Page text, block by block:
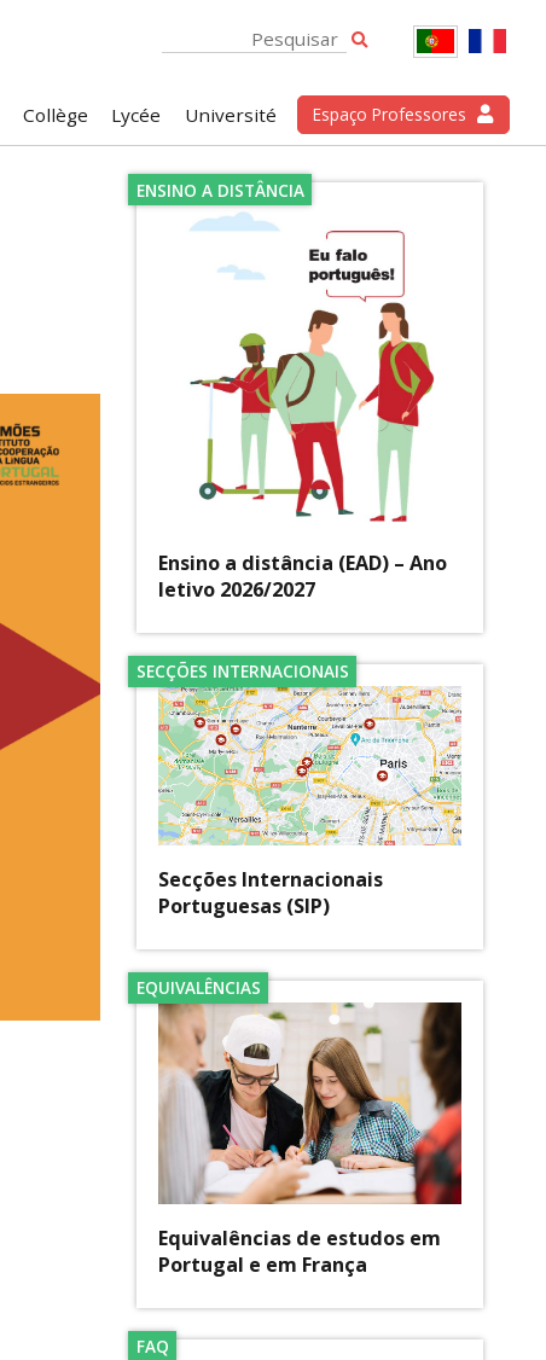
Collège Lycée Université Espaço Professores
ENSINO A DISTÂNCIA
Ensino a distância (EAD) – Ano
letivo 2026/2027
SECÇÕES INTERNACIONAIS
Secções Internacionais
Portuguesas (SIP)
EQUIVALÊNCIAS
Equivalências de estudos em
Portugal e em França
FAQ